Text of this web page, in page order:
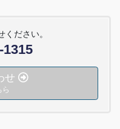
ください。
1315
せ
ら